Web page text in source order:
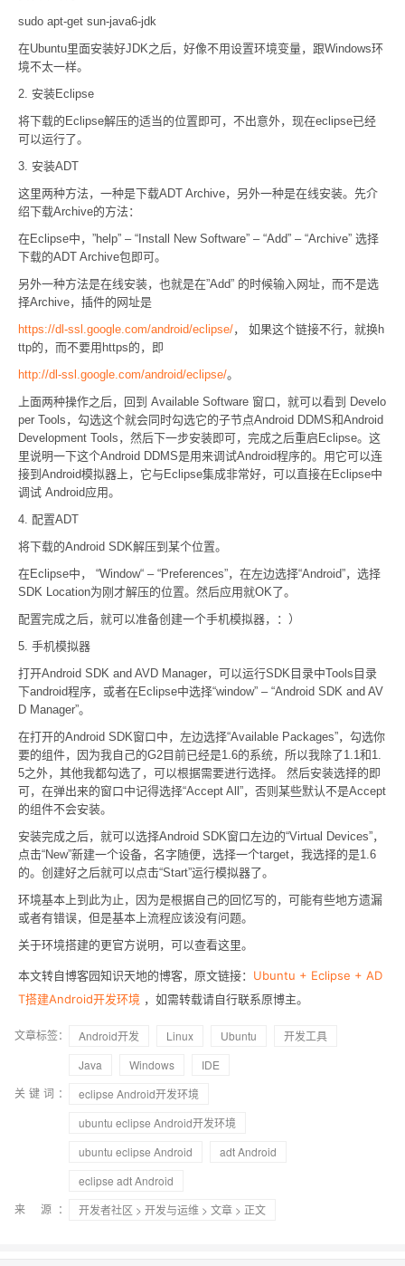
sudo apt-get sun-java6-jdk
在Ubuntu里面安装好JDK之后，好像不用设置环境变量，跟Windows环
境不太一样。
2. 安装Eclipse
将下载的Eclipse解压的适当的位置即可，不出意外，现在eclipse已经
可以运行了。
3. 安装ADT
这里两种方法，一种是下载ADT Archive，另外一种是在线安装。先介
绍下载Archive的方法：
在Eclipse中，”help” – “Install New Software” – “Add” – “Archive” 选择
下载的ADT Archive包即可。
另外一种方法是在线安装，也就是在”Add” 的时候输入网址，而不是选
择Archive，插件的网址是
https://dl-ssl.google.com/android/eclipse/， 如果这个链接不行，就换h
ttp的，而不要用https的，即
http://dl-ssl.google.com/android/eclipse/。
上面两种操作之后，回到 Available Software 窗口，就可以看到 Develo
per Tools，勾选这个就会同时勾选它的子节点Android DDMS和Android
Development Tools，然后下一步安装即可，完成之后重启Eclipse。这
里说明一下这个Android DDMS是用来调试Android程序的。用它可以连
接到Android模拟器上，它与Eclipse集成非常好，可以直接在Eclipse中
调试 Android应用。
4. 配置ADT
将下载的Android SDK解压到某个位置。
在Eclipse中， “Window“ – “Preferences”，在左边选择“Android”，选择
SDK Location为刚才解压的位置。然后应用就OK了。
配置完成之后，就可以准备创建一个手机模拟器，：）
5. 手机模拟器
打开Android SDK and AVD Manager，可以运行SDK目录中Tools目录
下android程序，或者在Eclipse中选择“window” – “Android SDK and AV
D Manager”。
在打开的Android SDK窗口中，左边选择“Available Packages”，勾选你
要的组件，因为我自己的G2目前已经是1.6的系统，所以我除了1.1和1.
5之外，其他我都勾选了，可以根据需要进行选择。 然后安装选择的即
可，在弹出来的窗口中记得选择“Accept All”，否则某些默认不是Accept
的组件不会安装。
安装完成之后，就可以选择Android SDK窗口左边的“Virtual Devices”，
点击“New”新建一个设备，名字随便，选择一个target，我选择的是1.6
的。创建好之后就可以点击“Start”运行模拟器了。
环境基本上到此为止，因为是根据自己的回忆写的，可能有些地方遗漏
或者有错误，但是基本上流程应该没有问题。
关于环境搭建的更官方说明，可以查看这里。
本文转自博客园知识天地的博客，原文链接： Ubuntu + Eclipse + AD
T搭建Android开发环境 ，如需转载请自行联系原博主。
文章标签： Android开发 Linux Ubuntu
开发工具
Java
Windows
IDE
关键词：
eclipse Android开发环境
ubuntu eclipse Android开发环境
ubuntu eclipse Android
adt Android
eclipse adt Android
来 源：
开发者社区 > 开发与运维 > 文章 > 正文